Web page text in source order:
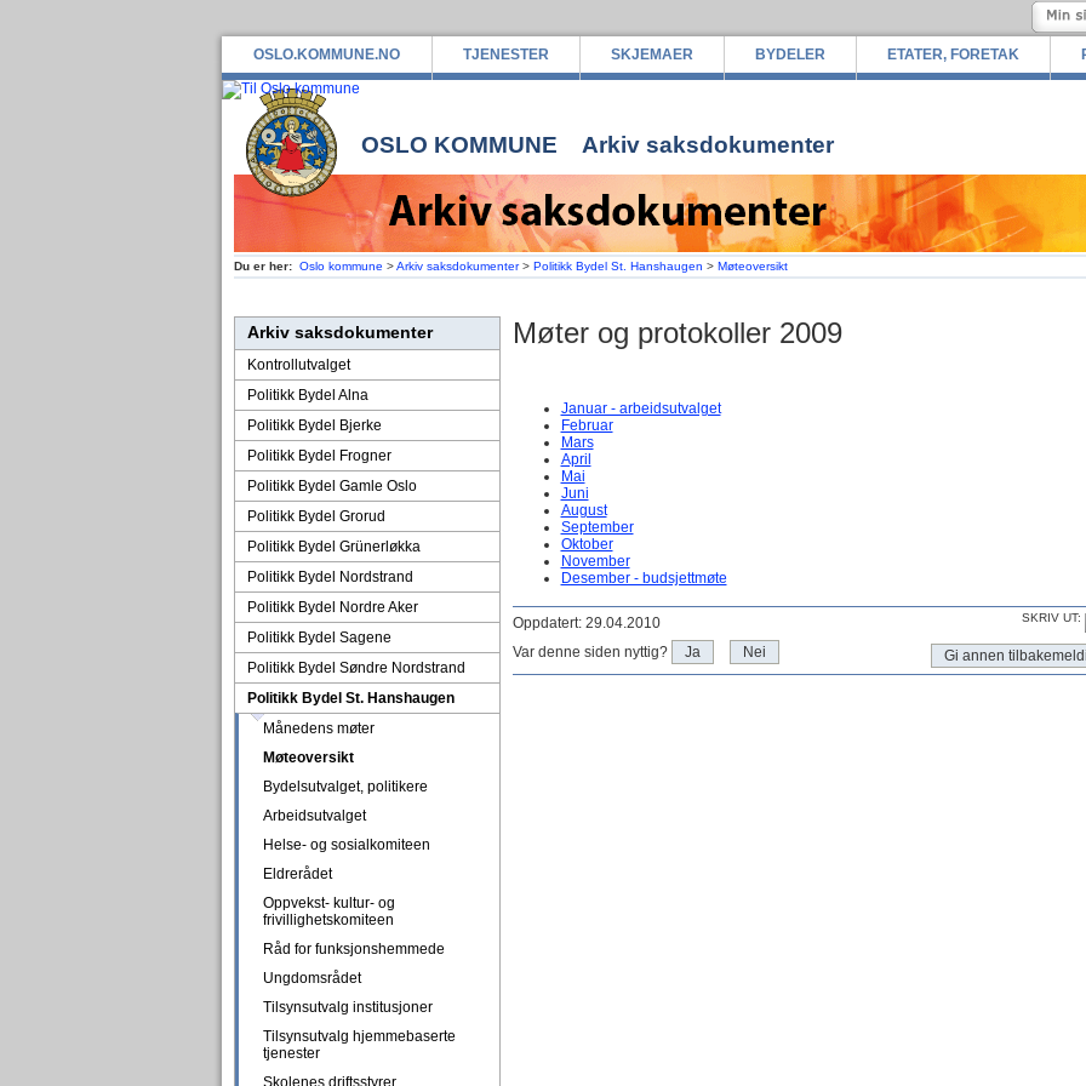
OSLO.KOMMUNE.NO TJENESTER SKJEMAER BYDELER ETATER, FORETAK
OSLO KOMMUNE Arkiv saksdokumenter
Du er her: Oslo kommune >Arkiv saksdokumenter> Politikk Bydel St. Hanshaugen > Møteoversikt
Arkiv saksdokumenter
Kontrollutvalget
Politikk Bydel Alna
Politikk Bydel Bjerke
Politikk Bydel Frogner
Politikk Bydel Gamle Oslo
Politikk Bydel Grorud
Politikk Bydel Grünerløkka
Politikk Bydel Nordstrand
Politikk Bydel Nordre Aker
Politikk Bydel Sagene
Politikk Bydel Søndre Nordstrand
Politikk Bydel St. Hanshaugen
Månedens møter
Møteoversikt
Bydelsutvalget, politikere
Arbeidsutvalget
Helse- og sosialkomiteen
Eldrerådet
Oppvekst- kultur- og
frivillighetskomiteen
Råd for funksjonshemmede
Ungdomsrådet
Tilsynsutvalg institusjoner
Tilsynsutvalg hjemmebaserte
tjenester
Skolenes driftsstyrer
Møter og protokoller 2009
Januar - arbeidsutvalget
Februar
Mars
April
Mai
Juni
August
September
Oktober
November
Desember - budsjettmøte
Oppdatert: 29.04.2010 SKRIV UT:
Var denne siden nyttig? Ja Nei Gi annen